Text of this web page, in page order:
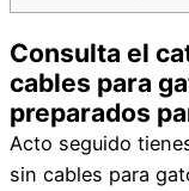
Consulta el
cables para
preparados
Acto seguido
sin cables para